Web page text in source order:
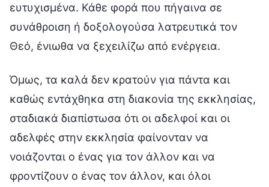
ευτυχισμένα. Κάθε φορά που πήγαινα σε
συνάθροιση ή δοξολογούσα λατρευτικά τον
Θεό, ένιωθα να ξεχειλίζω από ενέργεια.
Όμως, τα καλά δεν κρατούν για πάντα και
καθώς εντάχθηκα στη διακονία της εκκλησίας,
σταδιακά διαπίστωσα ότι οι αδελφοί και οι
αδελφές στην εκκλησία φαίνονταν να
νοιάζονται ο ένας για τον άλλον και να
φροντίζουν ο ένας τον άλλον, και όλοι